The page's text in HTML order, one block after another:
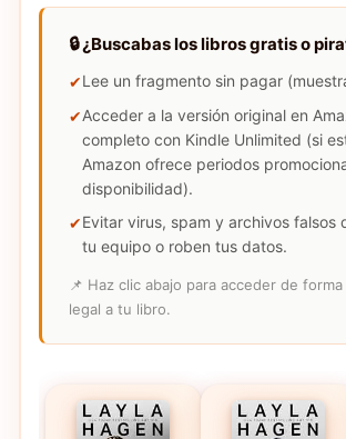
🔒 ¿Buscabas los libros gratis o
Lee un fragmento sin pagar
Acceder a la versión original en
completo con Kindle Unlimited (si
Amazon ofrece periodos
disponibilidad).
Evitar virus, spam y archivos falsos
tu equipo o roben tus datos.
📌 Haz clic abajo para acceder de
legal a tu libro.